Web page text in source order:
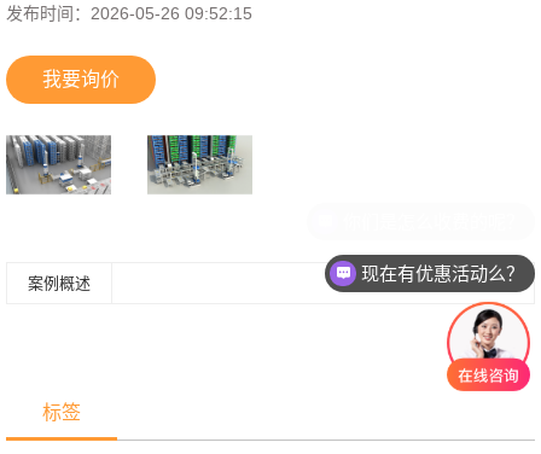
发布时间： 2026-05-26 09:52:15
我要询价
案例概述
标签
现在有优惠活动么？